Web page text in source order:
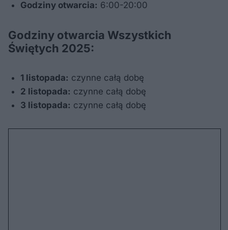
Godziny otwarcia: 6:00-20:00
Godziny otwarcia Wszystkich
Świętych 2025:
1 listopada: czynne całą dobę
2 listopada: czynne całą dobę
3 listopada: czynne całą dobę